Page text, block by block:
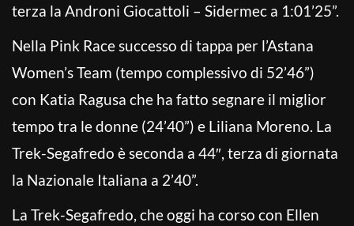
terza la Androni Giocattoli – Sidermec a 1:01’25”.
Nella Pink Race successo di tappa per l’Astana
Women’s Team (tempo complessivo di 52’46”)
con Katia Ragusa che ha fatto segnare il miglior
tempo tra le donne (24’40”) e Liliana Moreno. La
Trek-Segafredo è seconda a 44″, terza di giornata
la Nazionale Italiana a 2’40”.
La Trek-Segafredo, che oggi ha corso con Ellen